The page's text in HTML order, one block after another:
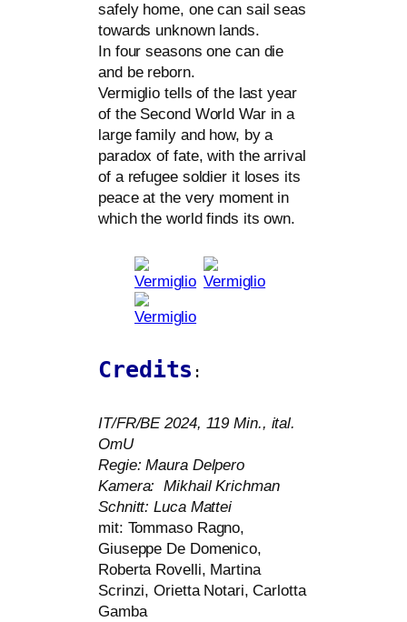
safe­ly home, one can sail seas
towards unknown lands.
In four sea­sons one can die
and be reborn.
Vermiglio tells of the last year
of the Second World War in a
lar­ge fami­ly and how, by a
para­dox of fate, with the arri­val
of a refu­gee sol­dier it loses its
peace at the very moment in
which the world finds its own.
Credits :
IT/FR/BE2024, 119 Min., ital.
OmU
Regie: Maura Delpero
Kamera: Mikhail Krichman
Schnitt: Luca Mattei
mit: Tommaso Ragno,
Giuseppe De Domenico,
Roberta Rovelli, Martina
Scrinzi, Orietta Notari, Carlotta
Gamba